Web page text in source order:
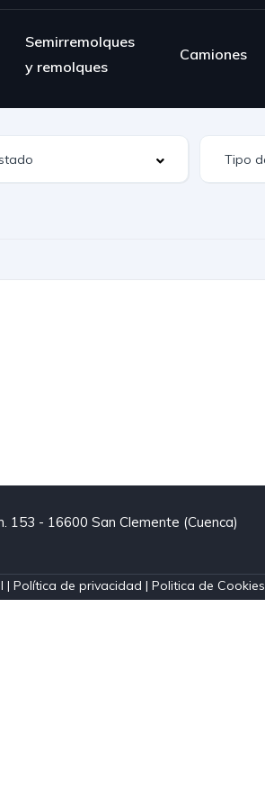
Semirremolques
y remolques
Camiones
153 - 16600 San Clemente (Cuenca)
|Política de privacidad |Politica de Cookies